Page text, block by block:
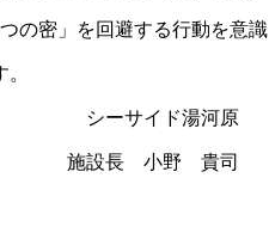
の密」を回避する行動を意識
湯河原
貴司